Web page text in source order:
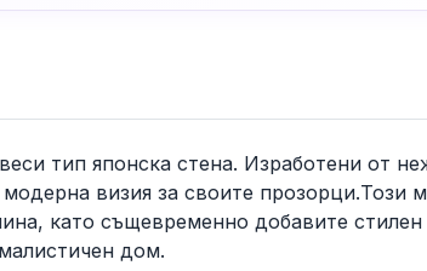
тип японска стена. Изработени от
визия за своите прозорци.Този
като същевременно добавите
дом.